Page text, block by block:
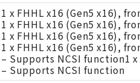
1 x FHHL x16 (Gen5 x16),
1 x FHHL x16 (Gen5 x16),
1 x FHHL x16 (Gen5 x16),
1 x FHHL x16 (Gen5 x16),
– Supports NCSI function1 x
– Supports NCSI function